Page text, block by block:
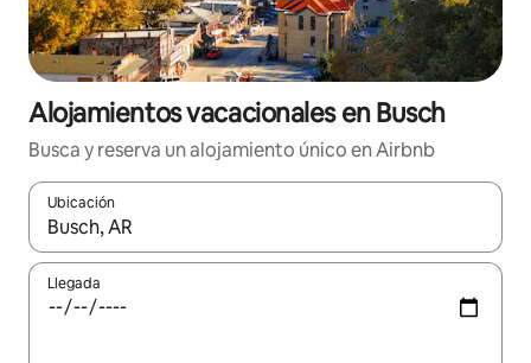
Alojamientos vacacionales en Busch
Busca y reserva un alojamiento único en Airbnb
Ubicación
Cuando los resultados estén disponibles, podrás navegar
Llegada